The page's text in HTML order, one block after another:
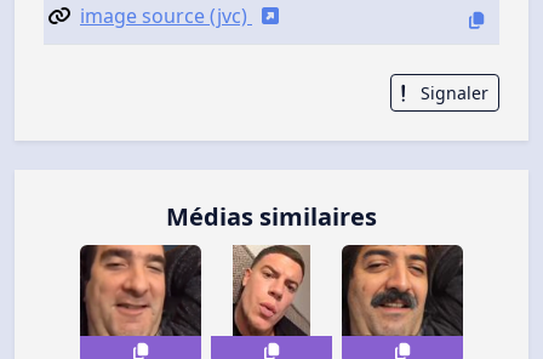
image source (jvc)
Signaler
Médias similaires